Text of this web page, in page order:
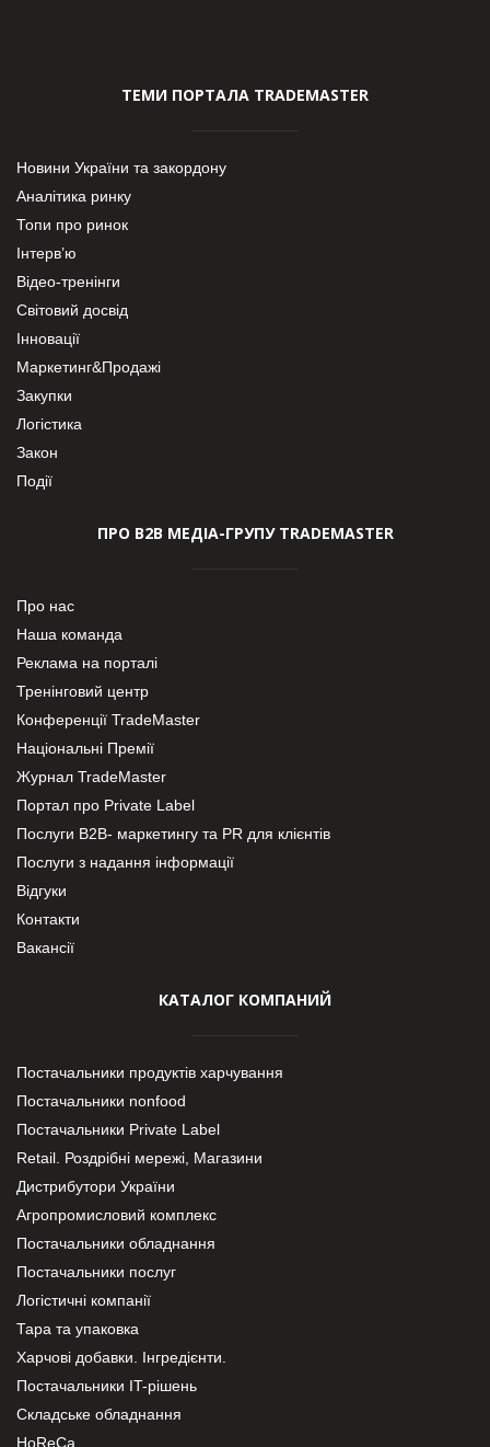
ТЕМИ ПОРТАЛА TRADEMASTER
Новини України та закордону
Аналітика ринку
Топи про ринок
Інтерв’ю
Відео-тренінги
Світовий досвід
Інновації
Маркетинг&Продажі
Закупки
Логістика
Закон
Події
ПРО В2В МЕДІА-ГРУПУ TRADEMASTER
Про нас
Наша команда
Реклама на порталі
Тренінговий центр
Конференції TradeMaster
Національні Премії
Журнал TradeMaster
Портал про Private Label
Послуги В2В- маркетингу та PR для клієнтів
Послуги з надання інформації
Відгуки
Контакти
Вакансії
КАТАЛОГ КОМПАНИЙ
Постачальники продуктів харчування
Постачальники nonfood
Постачальники Private Label
Retail. Роздрібні мережі, Магазини
Дистрибутори України
Агропромисловий комплекс
Постачальники обладнання
Постачальники послуг
Логістичні компанії
Тара та упаковка
Харчові добавки. Інгредієнти.
Постачальники IT-рішень
Складське обладнання
HoReCa